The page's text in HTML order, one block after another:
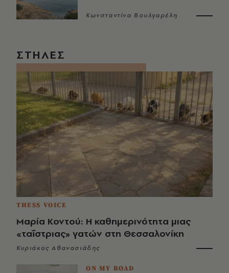
Κωνσταντίνα Βουλγαρέλη
ΣΤΗΛΕΣ
THESS VOICE
Μαρία Κοντού: Η καθημερινότητα μιας
«ταΐστριας» γατών στη Θεσσαλονίκη
Κυριάκος Αθανασιάδης
ON MY ROAD